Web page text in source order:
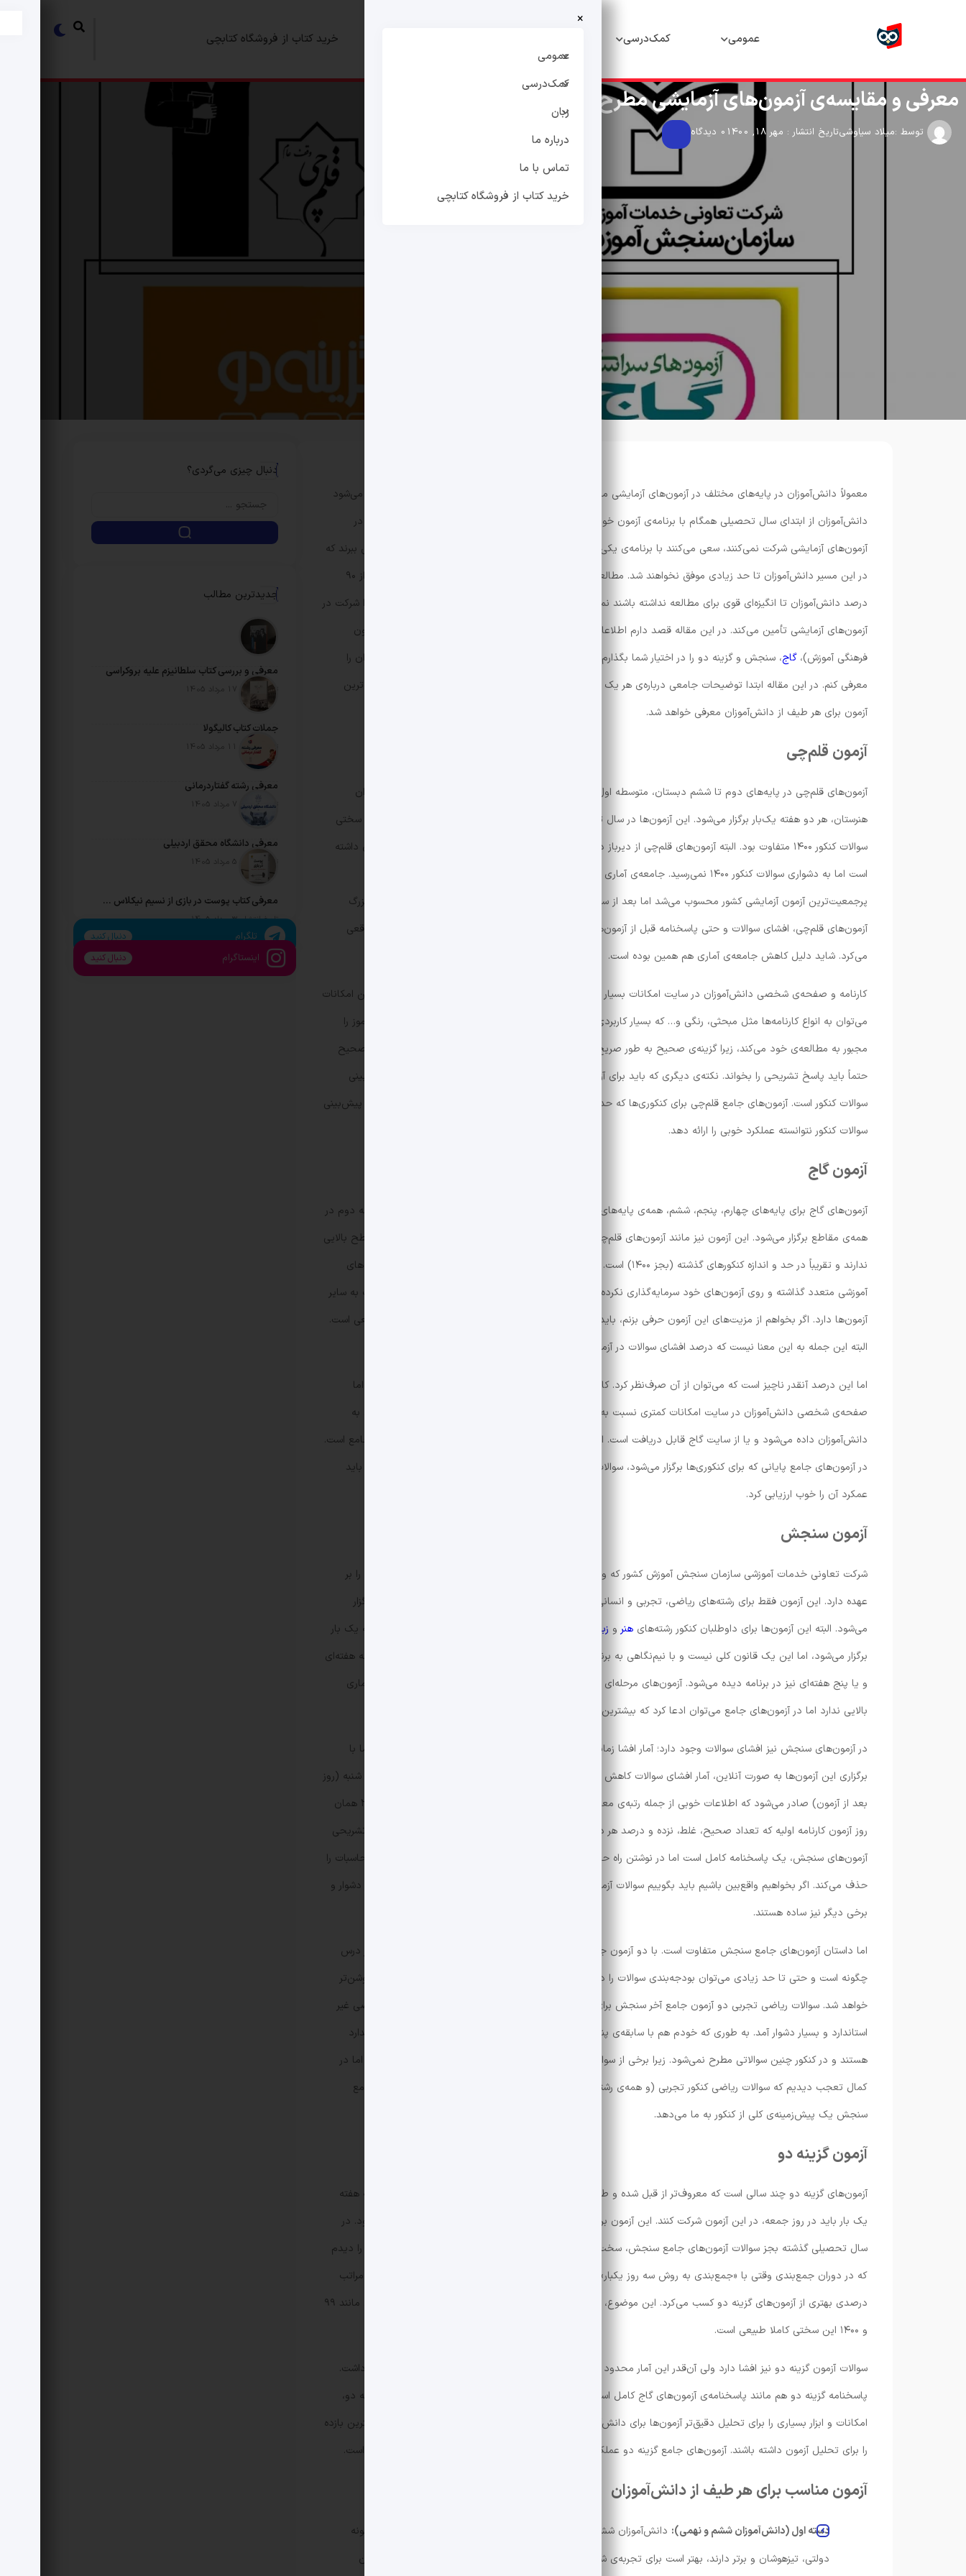
عمومی کمک‌درسی خرید کتاب از فروشگاه کتابچی
×
عمومی
کمک‌درسی
زبان
درباره ما
تماس با ما
خرید کتاب از فروشگاه کتابچی
معرفی و مقایسه‌ی آزمون‌های آزمایشی مطرح کشوری
توسط :میلاد سیاوشیتاریخ انتشار : مهر 18, 1400 0 دیدگاه
معمولاً دانش‌آموزان در پایه‌های مختلف در آزمون‌های آزمایشی مختلفی شرکت می‌کنند. شرکت در آزمون‌های آزمایشی باعث می‌شود
دانش‌آموزان از ابتدای سال تحصیلی همگام با برنامه‌ی آزمون خود درس بخوانند و جمع‌بندی کنند. برخی از دانش‌آموزان که در
آزمون‌های آزمایشی شرکت نمی‌کنند، سعی می‌کنند با برنامه‌ی یکی از آزمون‌های مطرح در کشور، مطالعات درسی خود را پیش ببرند که
در این مسیر دانش‌آموزان تا حد زیادی موفق نخواهند شد. مطالعات و تجربیات مشاوران و دبیران نشان می‌دهد که بیش از ۹۰
درصد دانش‌آموزان تا انگیزه‌ای قوی برای مطالعه نداشته باشند نمی‌توانند مطالعات دقیق و خوبی داشته باشند. این انگیزه را شرکت در
آزمون‌های آزمایشی تأمین می‌کند. در این مقاله قصد دارم اطلاعات کاملی از ۴ آزمون مطرح کشوری به عناوین
(کانون
فرهنگی آموزش)، گاج، سنجش و گزینه دو را در اختیار شما بگذارم. همچنین آزمون مناسب برای طیف‌های مختلف دانش‌آموزان را
معرفی کنم. در این مقاله ابتدا توضیحات جامعی درباره‌ی هر یک از آزمون‌ها داده می‌شود، سپس با مقایسه‌ی آن‌ها، مناسب‌ترین
آزمون برای هر طیف از دانش‌آموزان معرفی خواهد شد.
آزمون قلم‌چی
آزمون‌های قلم‌چی در پایه‌های دوم تا ششم دبستان، متوسطه اول، تمامی پایه‌ها و رشته‌های متوسطه دوم حتی دانش‌آموزان
هنرستان، هر دو هفته یک‌بار برگزار می‌شود. این آزمون‌ها در سال تحصیلی ۱۴۰۰-۹۹ سطح نسبتاً ساده‌ای داشتند که با میزان سختی
سوالات کنکور ۱۴۰۰ متفاوت بود. البته آزمون‌های قلم‌چی از دیرباز در سه درس
سوالات دشواری داشته
پرجمعیت‌ترین آزمون آزمایشی کشور محسوب می‌شد اما بعد از سال ۹۸ این آمار رو به کاهش بوده است. یکی از مشکلات بزرگ
آزمون‌‌های قلم‌چی، افشای سوالات و حتی پاسخنامه قبل از آزمون‌ها بود که ترازها و رتبه‌ها را به‌ویژه برای رتبه‌های برتر، غیرواقعی
می‌کرد. شاید دلیل کاهش جامعه‌ی آماری هم همین بوده است.
کارنامه و صفحه‌ی شخصی دانش‌آموزان در سایت امکانات بسیار زیادی را در اختیار دانش‌آموزان قرار می‌دهد و از جمله‌ی این امکانات
می‌توان به انواع کارنامه‌ها مثل مبحثی، رنگی و… که بسیار کاربردی هستند، اشاره کرد. پاسخنامه تشریحی این آزمون دانش‌آموز را
مجبور به مطالعه‌ی خود می‌کند، زیرا گزینه‌ی صحیح به طور صریح در آن بیان نشده است و دانش‌آموز برای یافتن گزینه‌ی صحیح
حتماً باید پاسخ تشریحی را بخواند. نکته‌ی دیگری که باید برای آزمون‌های قلم‌چی بیان کرد، عملکرد نسبتاً ضعیف در پیش‌بینی
سوالات کنکور است. آزمون‌های جامع قلم‌چی برای کنکوری‌ها که حدوداً از یک ماه تا یک هفته قبل از کنکور برگزار می‌شود، در پیش‌بینی
سوالات کنکور نتوانسته عملکرد خوبی را ارائه دهد.
آزمون گاج
آزمون‌های گاج برای پایه‌های چهارم، پنجم، ششم، همه‌ی پایه‌های متوسطه اول و رشته‌های
متوسطه دوم در
همه‌ی مقاطع برگزار می‌شود. این آزمون نیز مانند آزمون‌های قلم‌چی هر دو هفته یک بار برگزار می‌شود. سوالات این آزمون سطح بالایی
ندارند و تقریباً در حد و اندازه کنکورهای گذشته (بجز ۱۴۰۰) است. موسسه بین‌المللی گاج بیشتر تمرکز خود را روی چاپ کتاب‌های
آموزشی متعدد گذاشته و روی آزمون‌های خود سرمایه‌گذاری نکرده است؛ به همین دلیل جامعه آماری بسیار پایین‌تری نسبت به سایر
آزمون‌ها دارد. اگر بخواهم از مزیت‌های این آزمون حرفی بزنم، باید به عدم افشای سوالات اشاره کنم بنابراین نتایج کاملاً واقعی است.
البته این جمله به این معنا نیست که درصد افشای سوالات در آزمون‌های گاج صفر مطلق است.
اما این درصد آنقدر ناچیز است که می‌توان از آن صرف‌نظر کرد. کارنامه‌ی این آزمون نیز تقریباً مشابه با آزمون قلم‌چی است. اما
صفحه‌ی شخصی دانش‌آموزان در سایت امکانات کمتری نسبت به قلم‌چی دارد. پاسخنامه تشریحی این آزمون، بعد از آزمون به
دانش‌آموزان داده می‌‌شود و یا از سایت گاج قابل دریافت است. این پاسخنامه دارای گزینه‌ی صحیح و پاسخ‌های کامل و جامع است.
در آزمون‌های جامع پایانی که برای کنکوری‌ها برگزار می‌شود، سوالات آزمون با سوالات کنکور شباهت‌هایی دارد که از این حیث باید
عمکرد آن را خوب ارزیابی کرد.
آزمون سنجش
شرکت تعاونی خدمات آموزشی سازمان سنجش آموزش کشور که وابسته به
است، برگزاری آزمون‌های سنجش را بر
عهده دارد. این آزمون فقط برای رشته‌های ریاضی، تجربی و انسانی در پایه‌های دهم و یازدهم و همچنین برای کنکوری‌ها برگزار
می‌شود. البته این آزمون‌ها برای داوطلبان کنکور رشته‌های هنر و زبان
نیز برگزار می‌شود. معمولا آزمون‌های سنجش هر ۴ هفته یک بار
برگزار می‌شود، اما این یک قانون کلی نیست و با نیم‌نگاهی به برنامه‌ی آزمون‌های سنجش متوجه خواهید شد که بازه‌های سه هفته‌ای
و یا پنج هفته‌ای نیز در برنامه دیده می‌شود. آزمون‌های مرحله‌ای سنجش که در طول سال تحصیلی برگزار می‌شود، جامعه آماری
بالایی ندارد اما در آزمون‌های جامع می‌توان ادعا کرد که بیشترین جامعه‌ی آماری را در بین همه‌ی آزمون‌ها دارد.
در آزمون‌های سنجش نیز افشای سوالات وجود دارد؛ آمار افشا زمانی که آزمون‌ها به صورت حضوری برگزار می‌شد، زیاد بود اما با
برگزاری این آزمون‌ها به صورت آنلاین، آمار افشای سوالات کاهش یافته است. کارنامه‌ی نهایی آزمون‌های سنجش معمولاً روز شنبه (روز
بعد از آزمون) صادر می‌شود که اطلاعات خوبی از جمله رتبه‌ی معادل کنکور را به دانش‌آموزان ارائه می‌دهد. البته تا ساعت ۲۱ همان
روز آزمون کارنامه اولیه که تعداد صحیح، غلط، نزده و درصد هر درس را نشان می‌دهد، روی سایت قرار می‌گیرد. پاسخنامه تشریحی
آزمون‌های سنجش، یک پاسخنامه کامل است اما در نوشتن راه حل‌ها گاهی خلاصه نویسی می‌کند و برخی از قسمت‌های محاسبات را
حذف می‌کند. اگر بخواهیم واقع‌بین باشیم باید بگوییم سوالات آزمون‌های مرحله‌ای استاندارد نیستند و برخی از سوالات بسیار دشوار و
برخی دیگر نیز ساده هستند.
اما داستان آزمون‌های جامع سنجش متفاوت است. با دو آزمون جامع آخر سنجش می‌توان فهمید سطح سوالات کنکور در هر درس
چگونه است و حتی تا حد زیادی می‌توان بودجه‌بندی سوالات را در کنکور پیش‌بینی کرد. با یک مثال این مطلب برای شما روشن‌تر
خواهد شد. سوالات ریاضی تجربی دو آزمون جامع آخر سنجش برای کنکور ۱۴۰۰، به نظر بسیاری از دانش‌آموزان و دبیران ریاضی غیر
استاندارد و بسیار دشوار آمد. به طوری که خودم هم با سابقه‌ی پنج سال تدریس ریاضی باور داشتم که این سوالات غیراستاندارد
هستند و در کنکور چنین سوالاتی مطرح نمی‌شود. زیرا برخی از سوالات بسیار دشوار، محاسبات سنگین، طولانی و ایده‌دار بود. اما در
کمال تعجب دیدیم که سوالات ریاضی کنکور تجربی (و همه‌ی رشته‌ها) همانطور دشوار و وقت‌گیر بود. بنابراین آزمون‌های جامع
سنجش یک پیش‌زمینه‌ی کلی از کنکور به ما می‌دهد.
آزمون گزینه دو
آزمون‌های گزینه دو چند سالی است که معروف‌تر از قبل شده و طبعاً جامعه آماری آن نیز بالا رفته است. دانش‌آموزان هر سه هفته
یک بار باید در روز جمعه، در این آزمون شرکت کنند. این آزمون برای متوسطه اول و دوم را در رشته‌های مختلف برگزار می‌شود. در
سال تحصیلی گذشته بجز سوالات آزمون‌های جامع سنجش، سخت‌ترین سوالات در بین آزمون‌ها را داشته باشد. دانش‌آموزی را دیدم
که در دوران جمع‌بندی وقتی با «جمع‌بندی به روش سه روز یکبار» سوالات کنکور سال‌های اخیر را از خود آزمون می‌گرفت، به مراتب
درصدی بهتری از آزمون‌های گزینه دو کسب می‌کرد. این موضوع، نشان از دشواری سوالات گزینه دو دارد که اتفاقاً با کنکوری مانند ۹۹
و ۱۴۰۰ این سختی کاملا طبیعی است.
سوالات آزمون گزینه دو نیز افشا دارد ولی آن‌قدر این آمار محدود است که تاثیر آنچانی در نتایج سایر دانش‌آموزان نخواهد داشت.
پاسخنامه گزینه دو هم مانند پاسخنامه‌ی آزمون‌های گاج کامل است. کارنامه و صفحه‌ی شخصی دانش‌آموزان در سایت گزینه دو،
امکانات و ابزار بسیاری را برای تحلیل دقیق‌تر آزمون‌ها برای دانش‌آموزان فراهم کرده است که در سریع‌ترین زمان بتوانند بیشترین بازده
را برای تحلیل آزمون داشته باشند. آزمون‌های جامع گزینه دو عملکرد نسبتاً خوبی در پیش‌بینی سطح و سوالات کنکور داشته است.
آزمون مناسب برای هر طیف از دانش‌آموزان
دسته اول (دانش‌آموزان ششم و نهمی): دانش‌آموزان ششم و نهمی که قصد شرکت در آزمون‌های ورودی مدارس نمونه
دولتی، تیزهوشان و برتر دارند، بهتر است برای تجربه‌ی شرایط آزمون و داشتن یک محرک برای مطالعه چندین آزمون
دنبال چیزی می‌گردی؟
جدیدترین مطالب
معرفی و بررسی کتاب سلطانیزم علیه بروکراسی
تاریخ انتشار: 17 مرداد 1405
جملات کتاب کالیگولا
تاریخ انتشار: 11 مرداد 1405
معرفی رشته گفتاردرمانی
تاریخ انتشار: 7 مرداد 1405
معرفی دانشگاه محقق اردبیلی
تاریخ انتشار: 5 مرداد 1405
معرفی کتاب پوست در بازی از نسیم نیکلاس طالب
تاریخ انتشار: 3 مرداد 1405
تلگرام دنبال کنید
اینستاگرام دنبال کنید